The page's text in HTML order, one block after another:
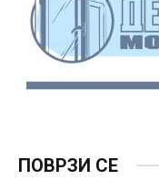
ПОВРЗИ СЕ